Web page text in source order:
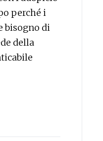
perché i
bisogno di
della